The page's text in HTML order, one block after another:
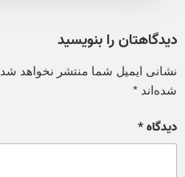
دیدگاهتان را بنویسید
نشانی ایمیل شما منتشر نخواهد شد.
شده‌اند*
دیدگاه*